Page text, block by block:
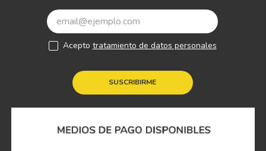
SUSCRIBIRME
Acepto tratamiento de datos personales